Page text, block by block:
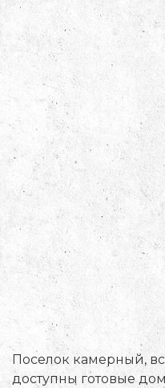
Поселок камерный,
доступны готовые